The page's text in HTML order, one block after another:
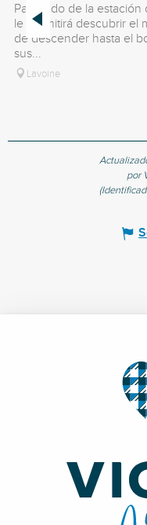
Partiendo de la estación
le permitirá descubrir el
de descender hasta el
sus...
Lavoine
por